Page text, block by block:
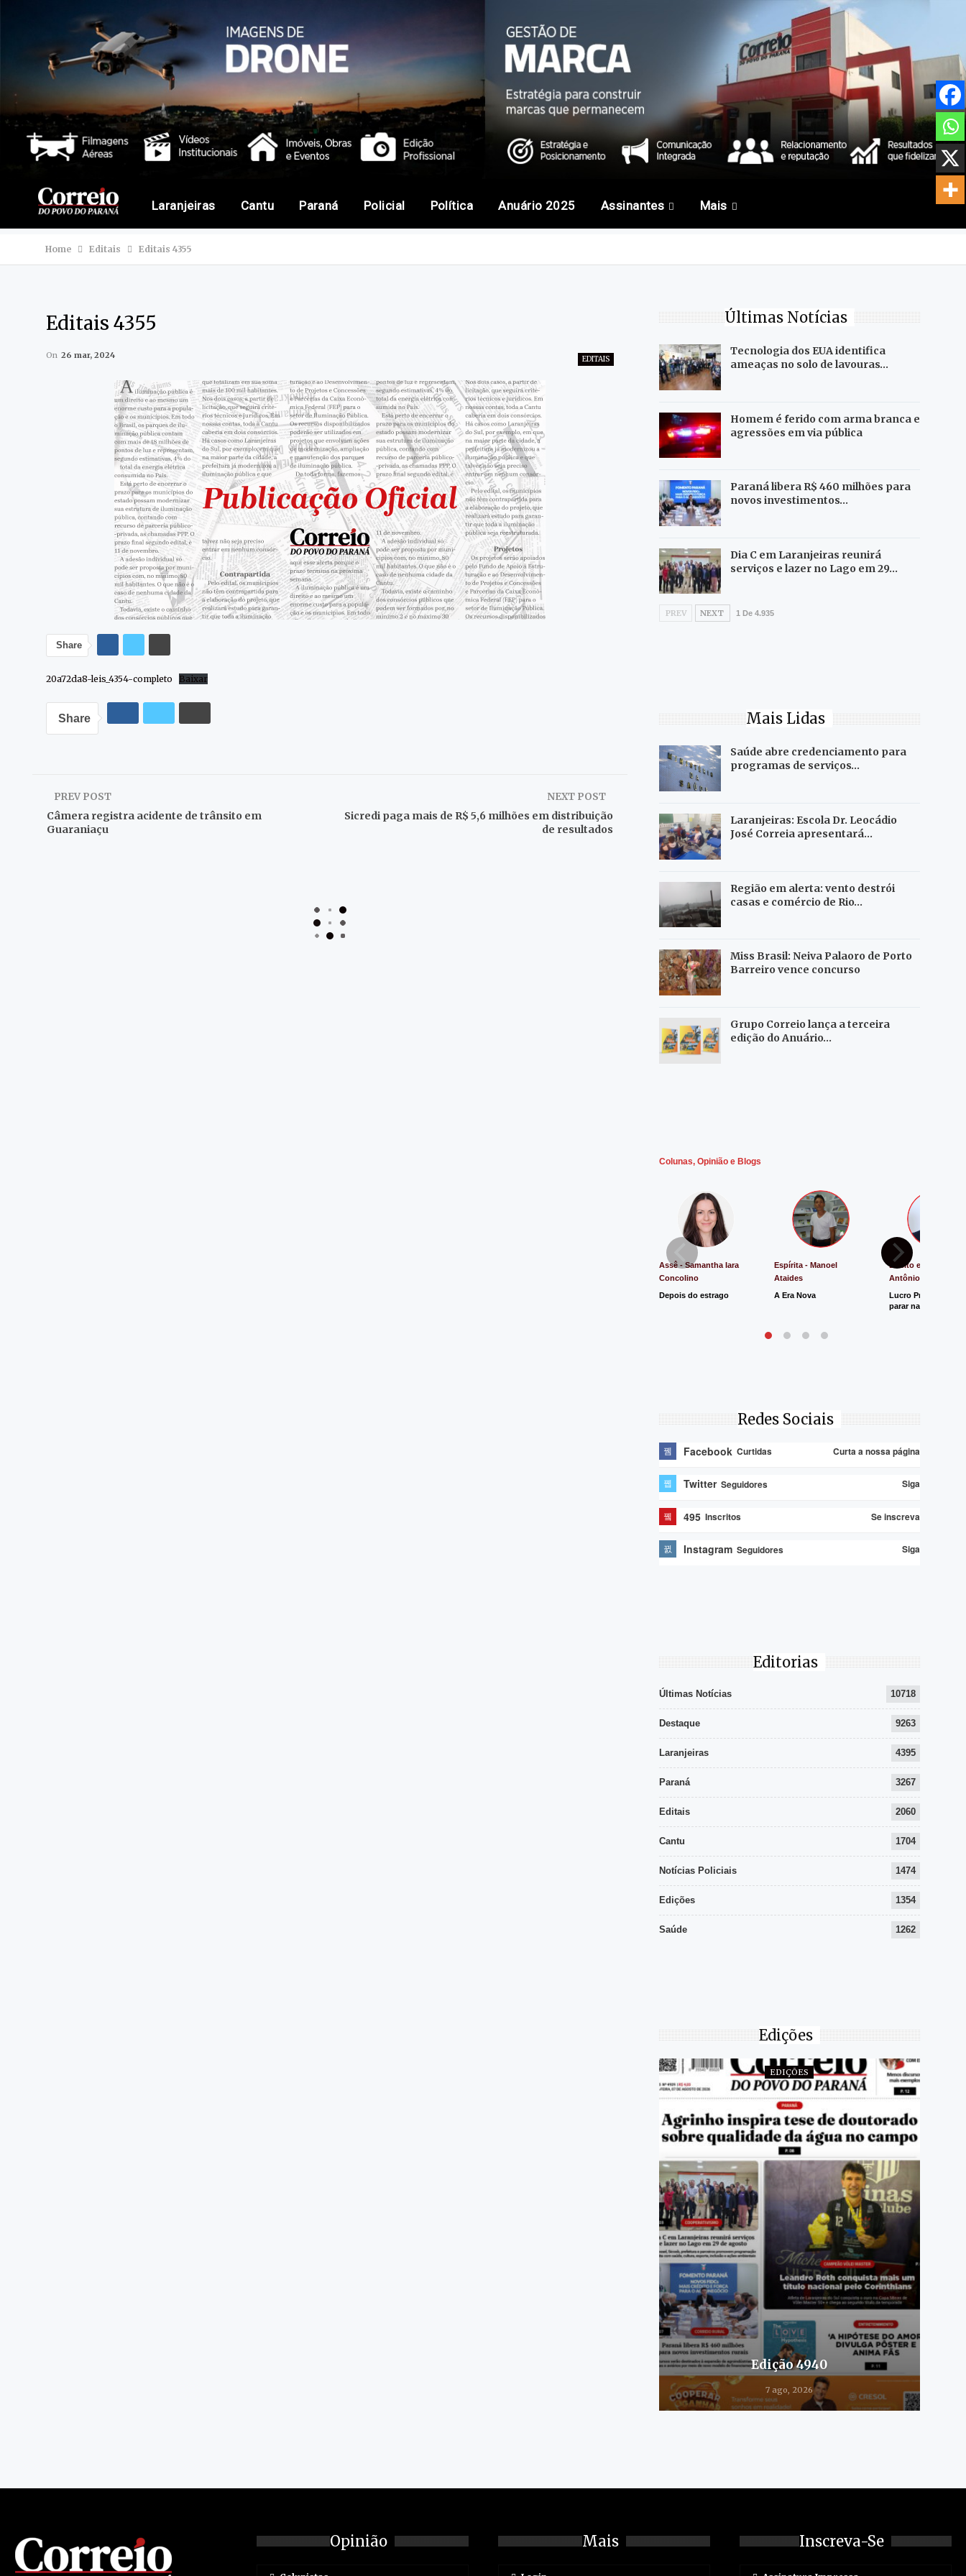
Laranjeiras Cantu Paraná Policial Política Anuário 2025 Assinantes Mais
Home Editais Editais 4355
Editais 4355
EDITAIS
On 26 mar, 2024
Share
20a72da8-leis_4354-completo Baixar
Share
PREV POST
Câmera registra acidente de trânsito em
Guaraniaçu
NEXT POST
Sicredi paga mais de R$ 5,6 milhões em distribuição
de resultados
Últimas Notícias
Tecnologia dos EUA identifica
ameaças no solo de lavouras…
Homem é ferido com arma branca e
agressões em via pública
Paraná libera R$ 460 milhões para
novos investimentos…
Dia C em Laranjeiras reunirá
serviços e lazer no Lago em 29…
PREV NEXT 1 De 4.935
Mais Lidas
Saúde abre credenciamento para
programas de serviços…
Laranjeiras: Escola Dr. Leocádio
José Correia apresentará…
Região em alerta: vento destrói
casas e comércio de Rio…
Miss Brasil: Neiva Palaoro de Porto
Barreiro vence concurso
Grupo Correio lança a terceira
edição do Anuário…
Colunas, Opinião e Blogs
Assê - Samantha Iara
Concolino
Depois do estrago
Espírita - Manoel
Ataides
A Era Nova
Direito e Justiça -
Antônio de Souza
Lucro Presumido
parar na Justiça
Redes Sociais
Facebook Curtidas Curta a nossa página
Twitter Seguidores Siga
495 Inscritos Se inscreva
Instagram Seguidores Siga
Editorias
Últimas Notícias 10718
Destaque 9263
Laranjeiras 4395
Paraná 3267
Editais 2060
Cantu 1704
Notícias Policiais 1474
Edições 1354
Saúde 1262
Edições
EDIÇÕES
Edição 4940
7 ago, 2026
Opinião Mais Inscreva-Se